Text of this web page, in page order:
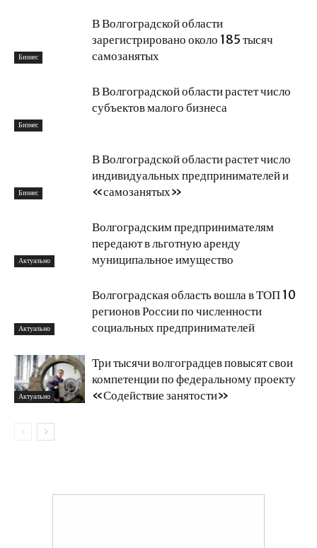
Бизнес
В Волгоградской области
зарегистрировано около 185 тысяч
самозанятых
Бизнес
В Волгоградской области растет число
субъектов малого бизнеса
Бизнес
В Волгоградской области растет число
индивидуальных предпринимателей и
«самозанятых»
Актуально
Волгоградским предпринимателям
передают в льготную аренду
муниципальное имущество
Актуально
Волгоградская область вошла в ТОП 10
регионов России по численности
социальных предпринимателей
Актуально
Три тысячи волгоградцев повысят свои
компетенции по федеральному проекту
«Содействие занятости»